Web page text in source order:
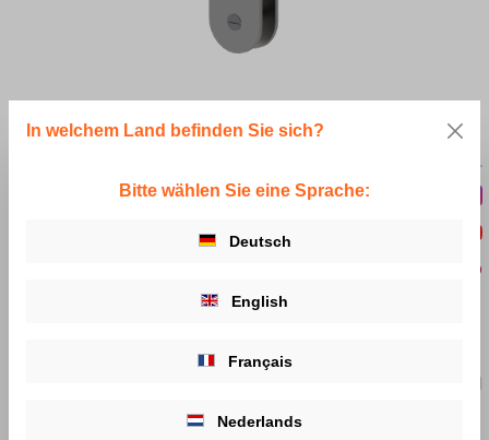
23,75 €*
Produkt Anzahl: Gib den gewünschten
Zur Merkliste hinzufügen
In welchem Land befinden Sie sich?
Bitte wählen Sie eine Sprache:
Deutsch
English
Français
Nederlands